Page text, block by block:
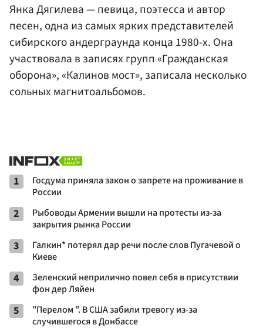
Янка Дягилева — певица, поэтесса и автор
песен, одна из самых ярких представителей
сибирского андерграунда конца 1980-х. Она
участвовала в записях групп «Гражданская
оборона», «Калинов мост», записала несколько
сольных магнитоальбомов.
1
Госдума приняла закон о запрете на проживание в
России
2
Рыбоводы Армении вышли на протесты из-за
закрытия рынка России
3
Галкин* потерял дар речи после слов Пугачевой о
Киеве
4
Зеленский неприлично повел cебя в присутствии
фон дер Ляйен
5
"Перелом ". В США забили тревогу из-за
случившегося в Донбассе